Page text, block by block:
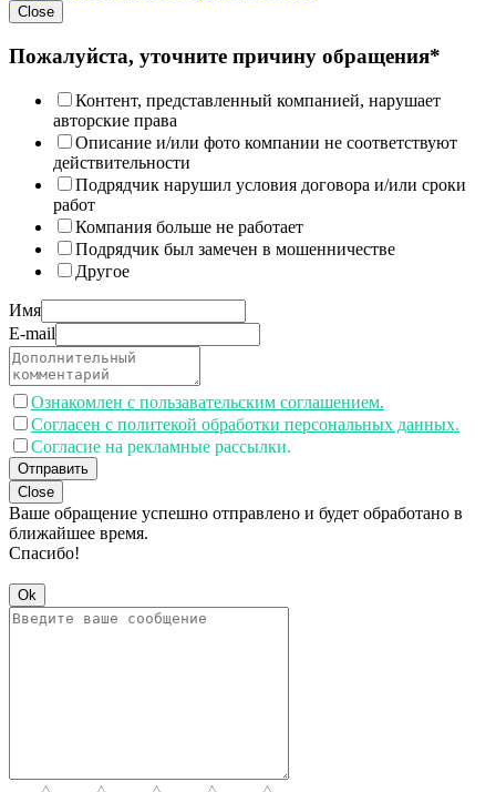
Close
Пожалуйста, уточните причину обращения*
Контент, представленный компанией, нарушает
авторские права
Описание и/или фото компании не соответствуют
действительности
Подрядчик нарушил условия договора и/или сроки
работ
Компания больше не работает
Подрядчик был замечен в мошенничестве
Другое
Имя
E-mail
Ознакомлен с пользавательским соглашением.
Согласен с политекой обработки персональных данных.
Согласие на рекламные рассылки.
Отправить
Close
Ваше обращение успешно отправлено и будет обработано в
ближайшее время.
Спасибо!
Ok